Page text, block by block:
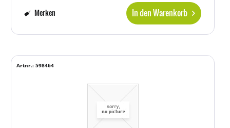
In den Warenkorb
Merken
Artnr.: 598464